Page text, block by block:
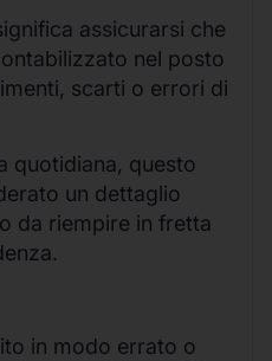
assicurarsi che
nel posto
scarti o errori di
quotidiana, questo
un dettaglio
da riempire in fretta
in modo errato o